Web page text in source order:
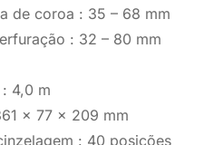
de coroa : 35 – 68 mm
: 32 – 80 mm
4,0 m
x 77 x 209 mm
: 40 posições